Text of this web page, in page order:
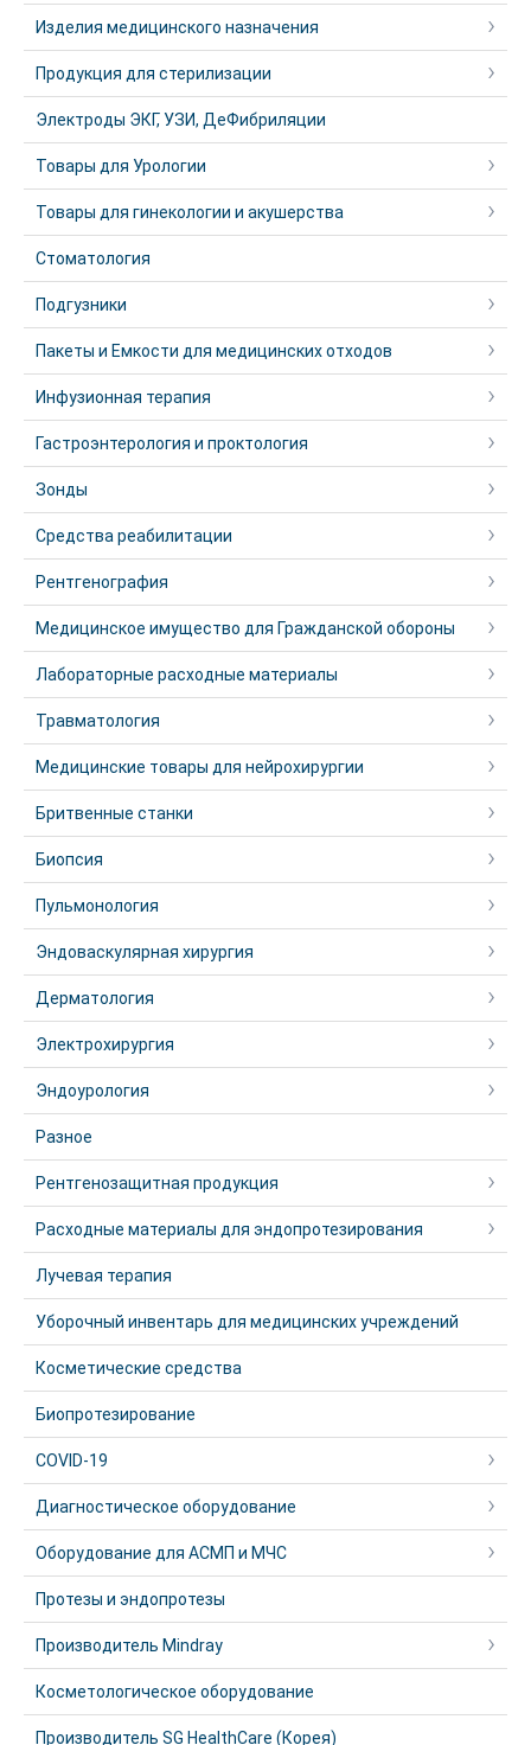
Изделия медицинского назначения
Продукция для стерилизации
Электроды ЭКГ, УЗИ, ДеФибриляции
Товары для Урологии
Товары для гинекологии и акушерства
Стоматология
Подгузники
Пакеты и Емкости для медицинских отходов
Инфузионная терапия
Гастроэнтерология и проктология
Зонды
Средства реабилитации
Рентгенография
Медицинское имущество для Гражданской обороны
Лабораторные расходные материалы
Травматология
Медицинские товары для нейрохирургии
Бритвенные станки
Биопсия
Пульмонология
Эндоваскулярная хирургия
Дерматология
Электрохирургия
Эндоурология
Разное
Рентгенозащитная продукция
Расходные материалы для эндопротезирования
Лучевая терапия
Уборочный инвентарь для медицинских учреждений
Косметические средства
Биопротезирование
COVID-19
Диагностическое оборудование
Оборудование для АСМП и МЧС
Протезы и эндопротезы
Производитель Mindray
Косметологическое оборудование
Производитель SG HealthCare (Корея)